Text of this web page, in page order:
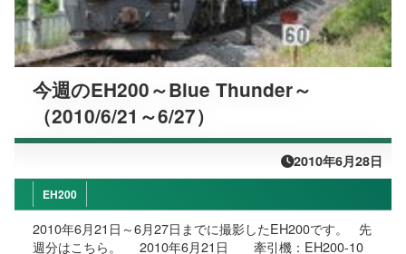
今週のEH200～Blue Thunder～
（2010/6/21～6/27）
2010年6月28日
EH200
2010年6月21日～6月27日までに撮影したEH200です。 先
週分はこちら。 2010年6月21日 牽引機：EH200-10